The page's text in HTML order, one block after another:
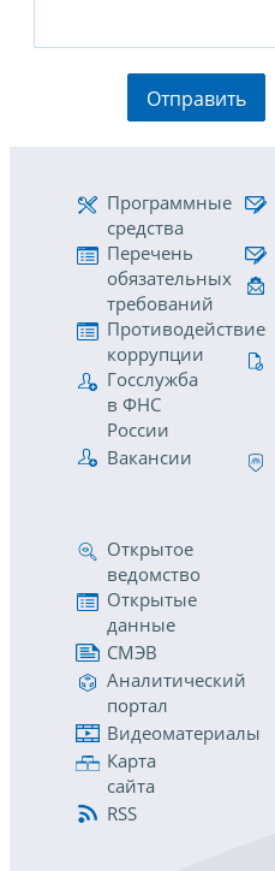
Отправить
Программные
средства
Перечень
обязательных
требований
Противодействие
коррупции
Госслужба
в ФНС
России
Вакансии
Открытое
ведомство
Открытые
данные
СМЭВ
Аналитический
портал
Видеоматериалы
Карта
сайта
RSS